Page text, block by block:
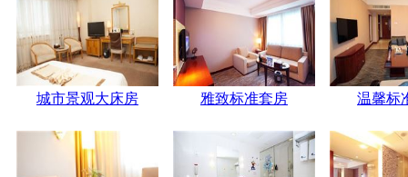
城市景观大床房 雅致标准套房 温馨标